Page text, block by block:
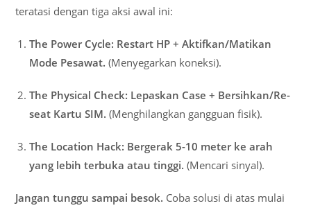
teratasi dengan tiga aksi awal ini:
The Power Cycle: Restart HP + Aktifkan/Matikan
Mode Pesawat. (Menyegarkan koneksi).
The Physical Check: Lepaskan Case + Bersihkan/Re-
seat Kartu SIM. (Menghilangkan gangguan fisik).
The Location Hack: Bergerak 5-10 meter ke arah
yang lebih terbuka atau tinggi. (Mencari sinyal).
Jangan tunggu sampai besok. Coba solusi di atas mulai